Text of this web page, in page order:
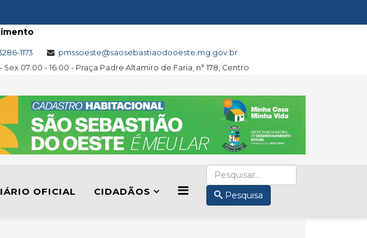
1173
pmssoeste@saosebastiaodooeste.mg.gov.br
Sex 07:00 - 16:00 - Praça Padre Altamiro de Faria, n° 178, Centro
OFICIAL CIDADÃOS Pesquisa